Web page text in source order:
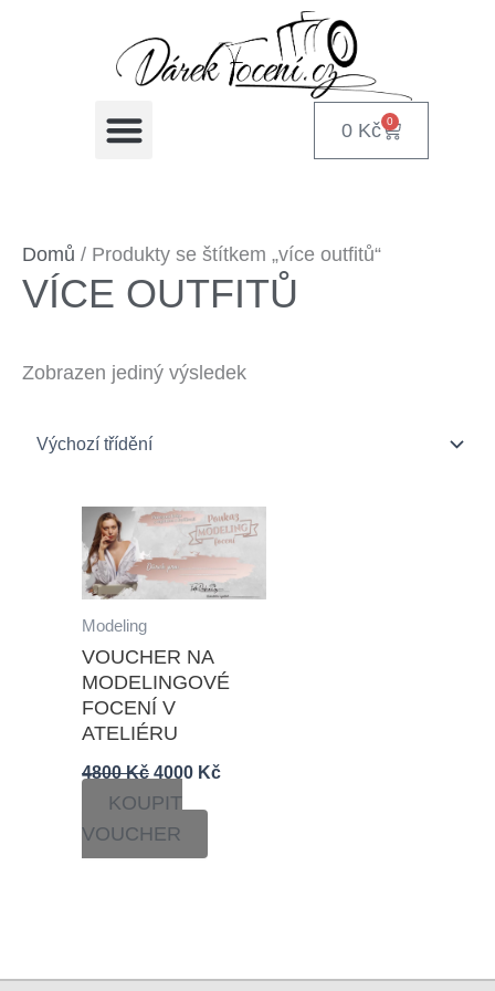
0 Kč 0
Cart
Domů / Produkty se štítkem „více outfitů“
VÍCE OUTFITŮ
Zobrazen jediný výsledek
Modeling
VOUCHER NA
MODELINGOVÉ
FOCENÍ V
ATELIÉRU
4800Kč
Původní
cena
byla:
4800 Kč.
4000 Kč
Aktuální
cena
je:
4000 Kč.
KOUPIT
VOUCHER